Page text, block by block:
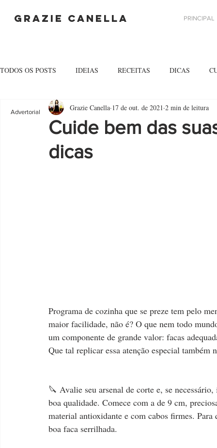
GRAZIE CANELLA PRINCIPAL
TODOS OS POSTS IDEIAS RECEITAS DICAS
Cuide bem das
dicas
Grazie Canella 17 de out. de 2021 2 min de leitura
Programa de cozinha que se preze tem pelo
maior facilidade, não é? O que nem todo
um componente de grande valor: facas
Que tal replicar essa atenção especial também
🔪 Avalie seu arsenal de corte e, se
boa qualidade. Comece com a de 9 cm,
material antioxidante e com cabos firmes.
boa faca serrilhada.
Advertorial